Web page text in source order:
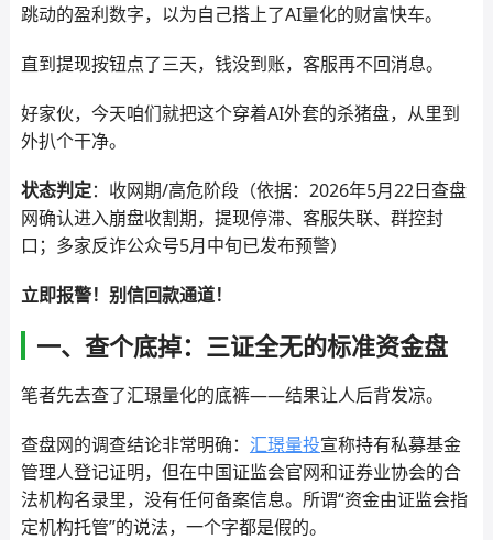
跳动的盈利数字，以为自己搭上了AI量化的财富快车。
直到提现按钮点了三天，钱没到账，客服再不回消息。
好家伙，今天咱们就把这个穿着AI外套的杀猪盘，从里到
外扒个干净。
状态判定：收网期/高危阶段（依据：2026年5月22日查盘
网确认进入崩盘收割期，提现停滞、客服失联、群控封
口；多家反诈公众号5月中旬已发布预警）
立即报警！别信回款通道！
一、查个底掉：三证全无的标准资金盘
笔者先去查了汇璟量化的底裤——结果让人后背发凉。
查盘网的调查结论非常明确： 汇璟量投宣称持有私募基金
管理人登记证明，但在中国证监会官网和证券业协会的合
法机构名录里，没有任何备案信息。所谓“资金由证监会指
定机构托管”的说法，一个字都是假的。